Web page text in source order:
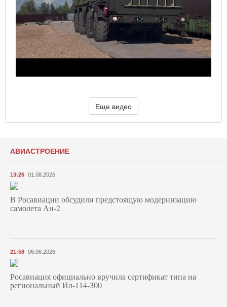
Еще видео
АВИАСТРОЕНИЕ
13:26 01.08.2026
В Росавиации обсудили предстоящую модернизацию
самолета Ан-2
21:58 06.06.2026
Росавиация официально вручила сертификат типа на
региональный Ил-114-300